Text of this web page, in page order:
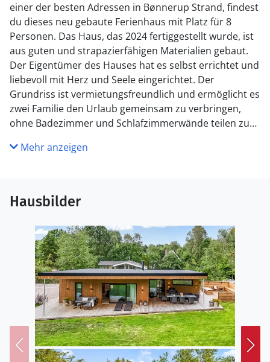
einer der besten Adressen in Bønnerup Strand, findest
du dieses neu gebaute Ferienhaus mit Platz für 8
Personen. Das Haus, das 2024 fertiggestellt wurde, ist
aus guten und strapazierfähigen Materialien gebaut.
Der Eigentümer des Hauses hat es selbst errichtet und
liebevoll mit Herz und Seele eingerichtet. Der
Grundriss ist vermietungsfreundlich und ermöglicht es
zwei Familie den Urlaub gemeinsam zu verbringen,
ohne Badezimmer und Schlafzimmerwände teilen zu
große Küche mit offenem Zugang zum schönen
Holzterrasse, die direkt an das Esszimmer angrenzt.
Das große Grundstück ist von Bäumen und Büschen
umgeben und liegt nur wenige hundert Meter vom
kinderfreundlichen Sandstrand von Bønnerup
entfernt, der nach einem kurzen Spaziergang durch
das charmante Ferienhausgebiet von Bønnerup
erreichbar ist.
Küche
Die Küche ist mit 2 Kühlschränke ausgestattet .
Außerdem gibt es 4 Induktions-Kochzonen,
Umluftofen, Mikrowelle sowie Geschirrspüler. Ferner
Mehr anzeigen
Hausbilder